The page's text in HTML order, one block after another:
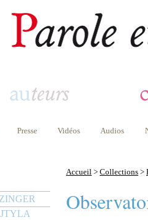
Presse Vidéos Audios
Accueil > Collections >